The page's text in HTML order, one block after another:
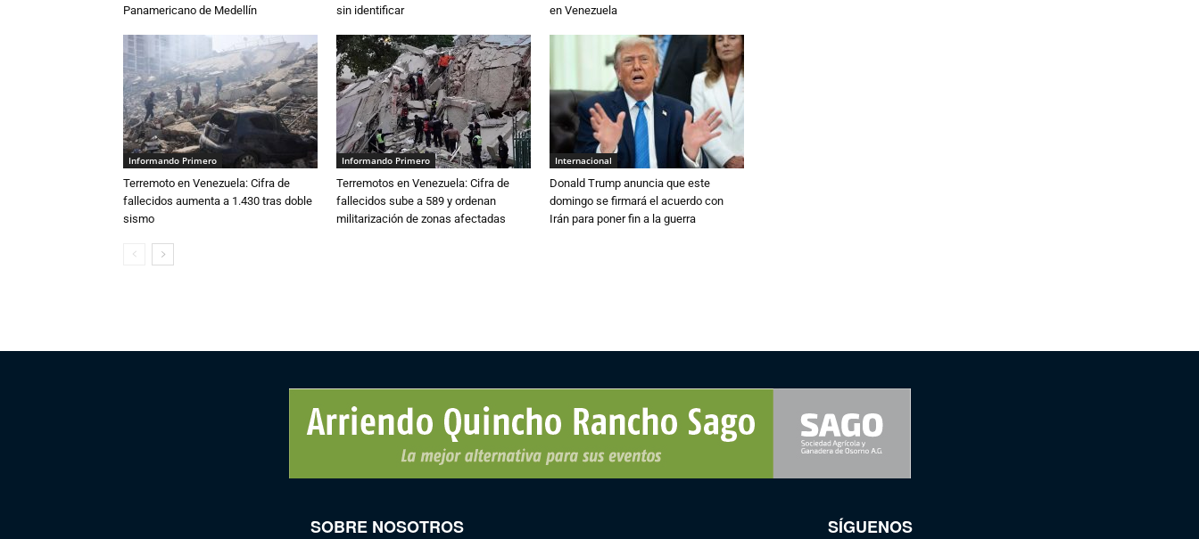
Panamericano de Medellín
sin identificar
en Venezuela
Informando Primero
Terremoto en Venezuela: Cifra de
fallecidos aumenta a 1.430 tras doble
sismo
Informando Primero
Terremotos en Venezuela: Cifra de
fallecidos sube a 589 y ordenan
militarización de zonas afectadas
Internacional
Donald Trump anuncia que este
domingo se firmará el acuerdo con
Irán para poner fin a la guerra
SOBRE NOSOTROS SÍGUENOS